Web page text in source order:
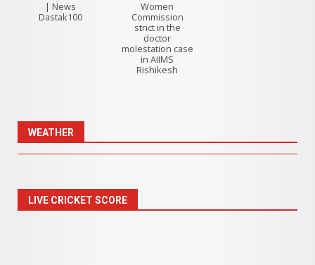
| News
Dastak100
Women
Commission
strict in the
doctor
molestation case
in AIIMS
Rishikesh
WEATHER
LIVE CRICKET SCORE